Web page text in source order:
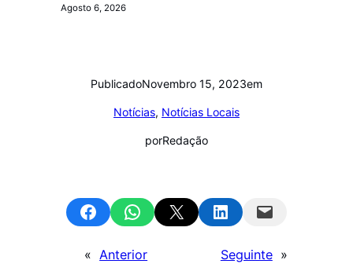
Agosto 6, 2026
PublicadoNovembro 15, 2023em
Notícias, Notícias Locais
porRedação
Share on FacebookShare on WhatsApp
Email this Page Share on LinkedInEmail this Page
« Anterior Seguinte »